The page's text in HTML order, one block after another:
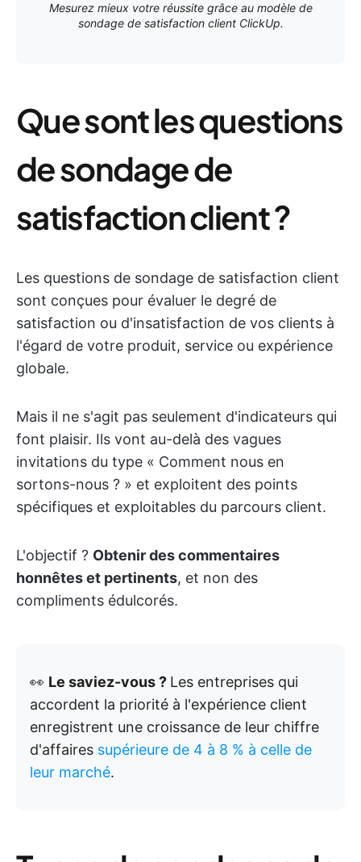
Mesurez mieux votre réussite grâce au modèle de
sondage de satisfaction client ClickUp.
Que sont les questions
de sondage de
satisfaction client ?
Les questions de sondage de satisfaction client
sont conçues pour évaluer le degré de
satisfaction ou d'insatisfaction de vos clients à
l'égard de votre produit, service ou expérience
globale.
Mais il ne s'agit pas seulement d'indicateurs qui
font plaisir. Ils vont au-delà des vagues
invitations du type « Comment nous en
sortons-nous ? » et exploitent des points
spécifiques et exploitables du parcours client.
L'objectif ? Obtenir des commentaires
honnêtes et pertinents, et non des
compliments édulcorés.
👀 Le saviez-vous ? Les entreprises qui
accordent la priorité à l'expérience client
enregistrent une croissance de leur chiffre
d'affaires supérieure de 4 à 8 % à celle de
leur marché.